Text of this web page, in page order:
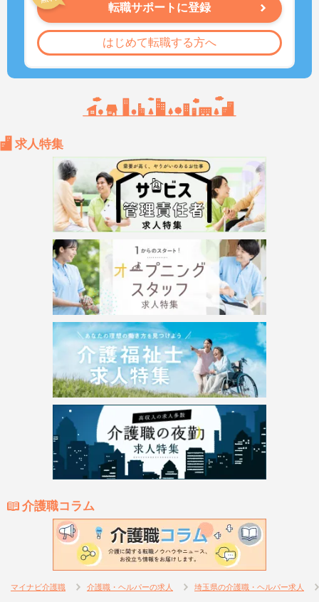
転職サポートに登録
はじめて転職する方へ
求人特集
介護職コラム
マイナビ介護職 介護職・ヘルパーの求人 埼玉県の介護職・ヘルパー求人